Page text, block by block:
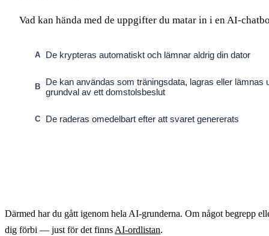
Vad kan hända med de uppgifter du matar in i en AI-
A De krypteras automatiskt och lämnar aldrig din dator
B
De kan användas som träningsdata, lagras eller lämnas
grundval av ett domstolsbeslut
C De raderas omedelbart efter att svaret genererats
Därmed har du gått igenom hela AI-grunderna. Om något begrepp
dig förbi — just för det finns AI-ordlistan.